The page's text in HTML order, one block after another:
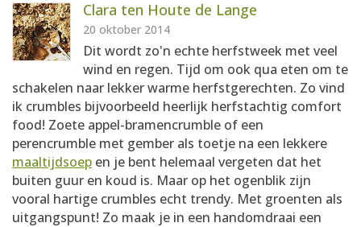
WEEKMENU'S
KOOKBOEKEN
Clara ten Houte de Lange
20 oktober 2014
Dit wordt zo'n echte herfstweek met veel
wind en regen. Tijd om ook qua eten om te
schakelen naar lekker warme herfstgerechten. Zo vind
ik crumbles bijvoorbeeld heerlijk herfstachtig comfort
food! Zoete appel-bramencrumble of een
perencrumble met gember als toetje na een lekkere
maaltijdsoep en je bent helemaal vergeten dat het
buiten guur en koud is. Maar op het ogenblik zijn
vooral hartige crumbles echt trendy. Met groenten als
uitgangspunt! Zo maak je in een handomdraai een